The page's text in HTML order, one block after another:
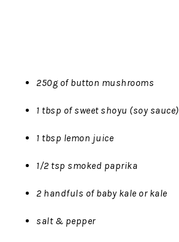
250g of button mushrooms
1 tbsp of sweet shoyu (soy sauce)
1 tbsp lemon juice
1/2 tsp smoked paprika
2 handfuls of baby kale or kale
salt & pepper